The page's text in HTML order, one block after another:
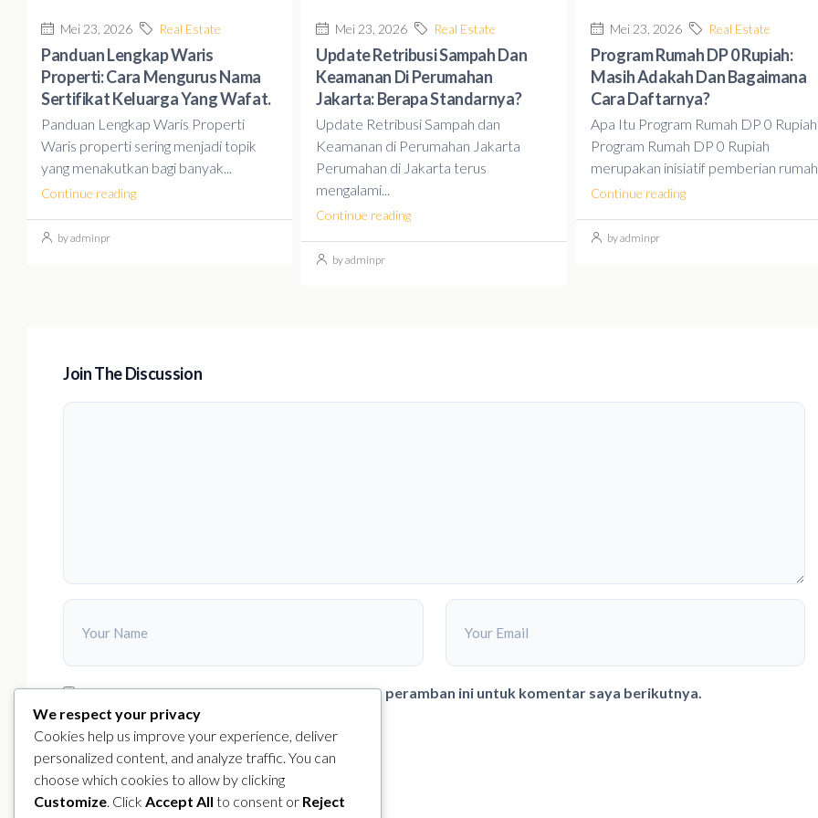
Mei 23, 2026 Real Estate
Panduan Lengkap Waris
Properti: Cara Mengurus Nama
Sertifikat Keluarga Yang Wafat.
Panduan Lengkap Waris Properti
Waris properti sering menjadi topik
yang menakutkan bagi banyak...
Continue reading
by adminpr
Mei 23, 2026 Real Estate
Update Retribusi Sampah Dan
Keamanan Di Perumahan
Jakarta: Berapa Standarnya?
Update Retribusi Sampah dan
Keamanan di Perumahan Jakarta
Perumahan di Jakarta terus
mengalami...
Continue reading
by adminpr
Mei 23, 2026 Real Estate
Program Rumah DP 0 Rupiah:
Masih Adakah Dan Bagaimana
Cara Daftarnya?
Apa Itu Program Rumah DP 0
Program Rumah DP 0 Rupiah
merupakan inisiatif pemberian
Continue reading
by adminpr
Join The Discussion
Simpan nama, email, dan situs web saya pada peramban ini untuk komentar saya berikutnya.
SUBMIT
We respect your privacy
Cookies help us improve your experience, deliver
personalized content, and analyze traffic. You can
choose which cookies to allow by clicking
Customize. Click Accept All to consent or Reject